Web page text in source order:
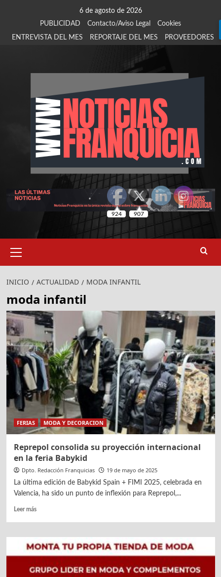
6 de agosto de 2026
PUBLICIDAD
Contacto/Aviso Legal
Cookies
ENTREVISTA DEL MES
REPORTAJE DEL MES PROVEEDORES
primario
INICIO ACTUALIDAD MODA INFANTIL
moda infantil
FERIAS MODA Y DECORACION
Reprepol consolida su proyección internacional
en la feria Babykid
Dpto. Redacción Franquicias 19 de mayo de 2025
La última edición de Babykid Spain + FIMI 2025, celebrada en
Valencia, ha sido un punto de inflexión para Reprepol,...
Leer másLeer
Reprepol
consolida
su
internacional
924 907